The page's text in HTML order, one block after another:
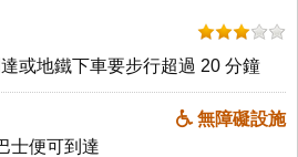
或地鐵下車要步行超過 20 分鐘
無障礙設施
士便可到達